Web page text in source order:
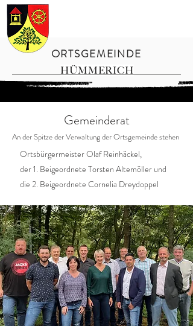
ORTSGEMEINDE
HÜMMERICH
Gemeinderat
An der Spitze der Verwaltung der Ortsgemeinde stehen
Ortsbürgermeister Olaf Reinhäckel,
der 1. Beigeordnete Torsten Altemöller und
die 2. Beigeordnete Cornelia Dreydoppel